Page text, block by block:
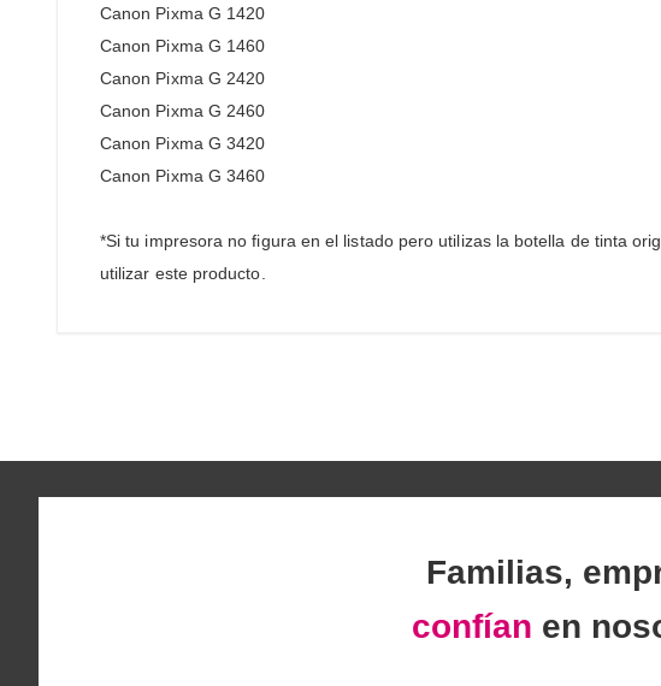
Canon Pixma G 1420
Canon Pixma G 1460
Canon Pixma G 2420
Canon Pixma G 2460
Canon Pixma G 3420
Canon Pixma G 3460
*Si tu impresora no figura en el listado pero utilizas la botella de tinta
utilizar este producto.
Familias,
confían en